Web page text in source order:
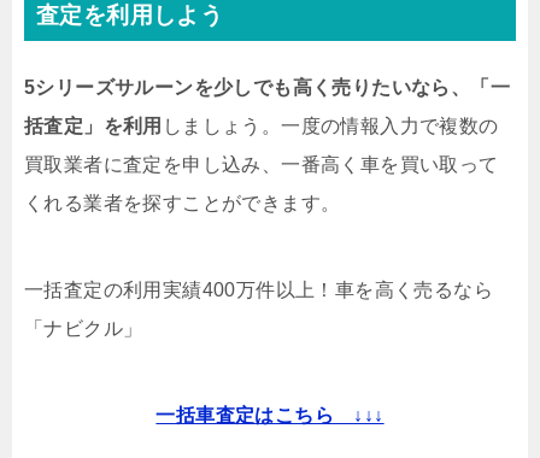
査定を利用しよう
5シリーズサルーンを少しでも高く売りたいなら、「一
括査定」を利用 しましょう。一度の情報入力で複数の
買取業者に査定を申し込み、一番高く車を買い取って
くれる業者を探すことができます。
一括査定の利用実績400万件以上！ 車を高く売るなら
「ナビクル」
一括車査定はこちら ↓↓↓